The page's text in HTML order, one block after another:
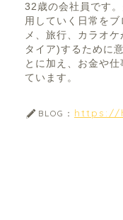
32歳の会社員です
用していく日常を
メ、旅行、カラオ
タイア)するために
とに加え、お金や
ています。
BLOG： https://